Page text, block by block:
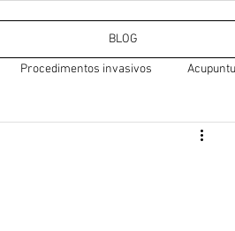
BLOG
Procedimentos invasivos